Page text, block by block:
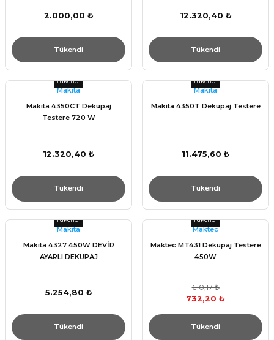
2.000,00 ₺
Tükendi
12.320,40 ₺
Tükendi
Tükendi
Makita
Makita 4350CT Dekupaj
Testere 720 W
12.320,40 ₺
Tükendi
Tükendi
Makita
Makita 4350T Dekupaj Testere
11.475,60 ₺
Tükendi
Tükendi
Makita
Makita 4327 450W DEVİR
AYARLI DEKUPAJ
5.254,80 ₺
Tükendi
Tükendi
Maktec
Maktec MT431 Dekupaj Testere
450W
610,17 ₺
732,20 ₺
Tükendi